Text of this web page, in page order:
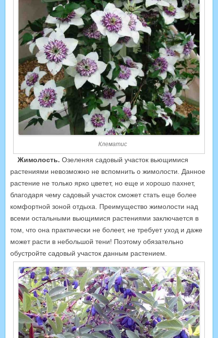
Клематис
Жимолость. Озеленяя садовый участок вьющимися
растениями невозможно не вспомнить о жимолости. Данное
растение не только ярко цветет, но еще и хорошо пахнет,
благодаря чему садовый участок сможет стать еще более
комфортной зоной отдыха. Преимущество жимолости над
всеми остальными вьющимися растениями заключается в
том, что она практически не болеет, не требует уход и даже
может расти в небольшой тени! Поэтому обязательно
обустройте садовый участок данным растением.